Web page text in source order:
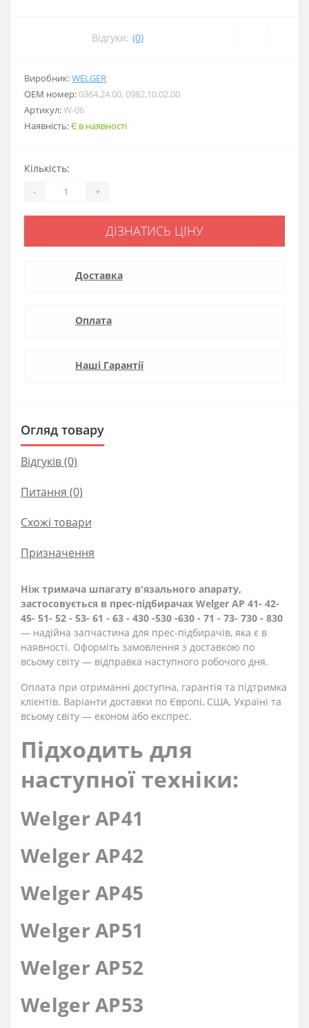
Відгуки: (0)
Виробник:WELGER
ОЕМ номер:0364.24.00, 0982.10.02.00
Артикул:W-06
Наявність:Є в наявності
Кількість:
- +
ДІЗНАТИСЬ ЦІНУ
Доставка
Оплата
Наші Гарантії
Огляд товару
Відгуків (0)
Питання (0)
Схожі товари
Призначення
Ніж тримача шпагату в'язального апарату,
застосовується в прес-підбирачах Welger AP 41- 42-
45- 51- 52 - 53- 61 - 63 - 430 -530 -630 - 71 - 73- 730 - 830
— надійна запчастина для прес-підбирачів, яка є в
наявності. Оформіть замовлення з доставкою по
всьому світу — відправка наступного робочого дня.
Оплата при отриманні доступна, гарантія та підтримка
клієнтів. Варіанти доставки по Європі, США, Україні та
всьому світу — економ або експрес.
Підходить для
наступної техніки:
Welger AP41
Welger AP42
Welger AP45
Welger AP51
Welger AP52
Welger AP53